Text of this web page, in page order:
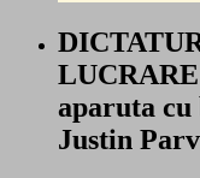
aparuta
Justin